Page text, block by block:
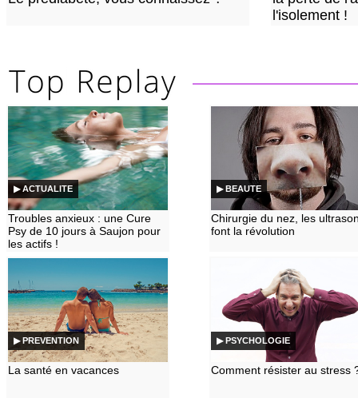
l'isolement !
▶ ACTUALITE
Troubles anxieux : une Cure
Psy de 10 jours à Saujon pour
les actifs !
▶ BEAUTE
Chirurgie du nez, les
font la révolution
▶ PREVENTION
La santé en vacances
▶ PSYCHOLOGIE
Comment résister au stress